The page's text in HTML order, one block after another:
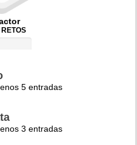
5 entradas
3 entradas